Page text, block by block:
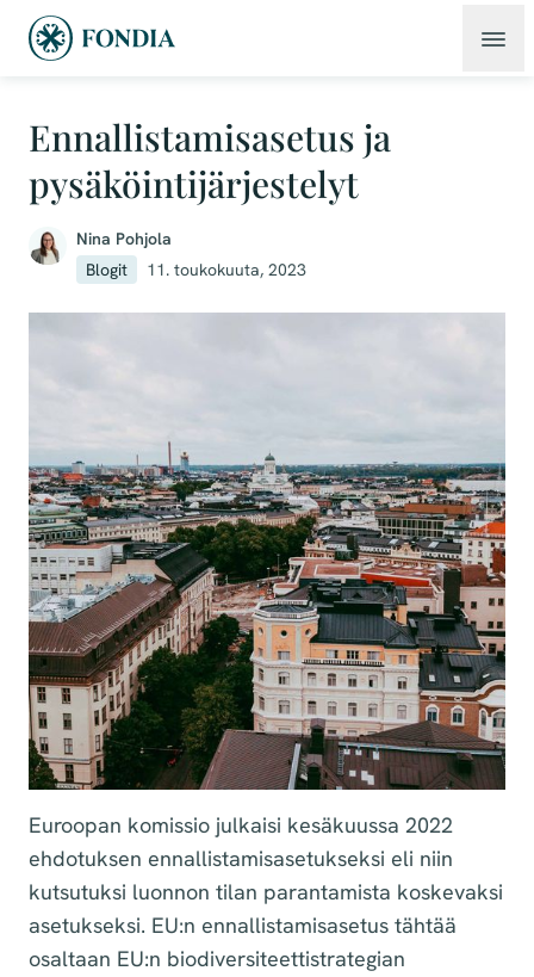
Ennallistamisasetus ja
pysäköintijärjestelyt
Nina Pohjola
Blogit
11. toukokuuta, 2023
Euroopan komissio julkaisi kesäkuussa 2022
ehdotuksen ennallistamisasetukseksi eli niin
kutsutuksi luonnon tilan parantamista koskevaksi
asetukseksi. EU:n ennallistamisasetus tähtää
osaltaan EU:n biodiversiteettistrategian